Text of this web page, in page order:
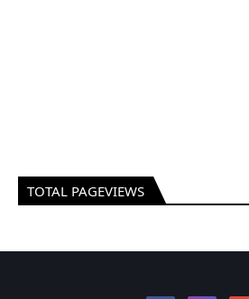
TOTAL PAGEVIEWS